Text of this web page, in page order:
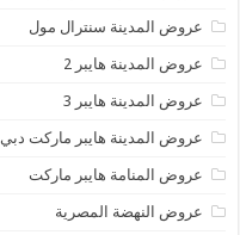
عروض المدينة سنترال مول
عروض المدينة هايبر 2
عروض المدينة هايبر 3
عروض المدينة هايبر ماركت دبي
عروض المنامة هايبر ماركت
عروض النهضة المصرية